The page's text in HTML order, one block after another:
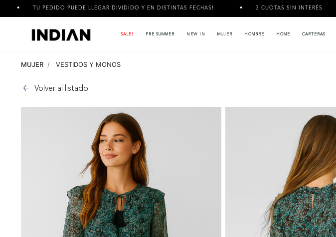
TU PEDIDO PUEDE LLEGAR DIVIDIDO Y EN DISTINTAS FECHAS! 3 CUOTAS SIN INTERÉS
SALE! PRE SUMMER NEW IN MUJER HOMBRE HOME CARTERAS
MUJER VESTIDOS Y MONOS
Volver al listado